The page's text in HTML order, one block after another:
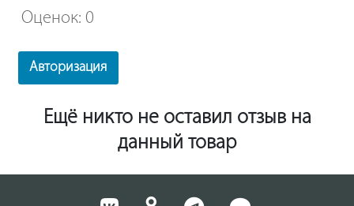
Оценок: 0
Авторизация
Ещё никто не оставил отзыв на
данный товар